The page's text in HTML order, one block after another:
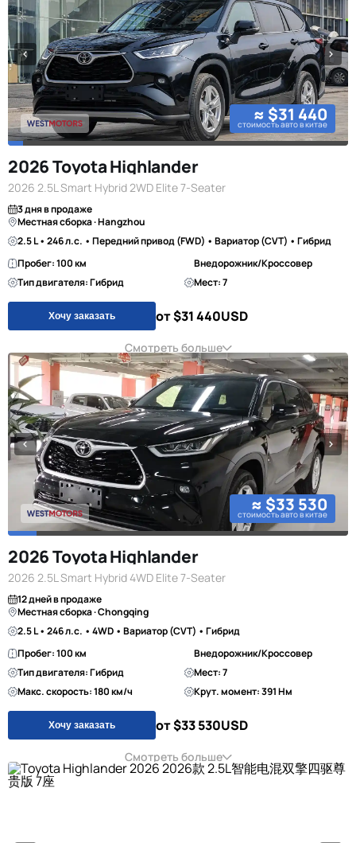
≈ $31 440
стоимость авто в китае
2026 Toyota Highlander
2026 2.5L Smart Hybrid 2WD Elite 7-Seater
3 дня в продаже
Местная сборка · Hangzhou
2.5 L • 246 л.с. • Передний привод (FWD) • Вариатор (CVT) • Гибрид
Пробег: 100 км
Внедорожник/Кроссовер
Тип двигателя: Гибрид
Мест: 7
Хочу заказать от $31 440USD
Смотреть больше
≈ $33 530
стоимость авто в китае
2026 Toyota Highlander
2026 2.5L Smart Hybrid 4WD Elite 7-Seater
12 дней в продаже
Местная сборка · Chongqing
2.5 L • 246 л.с. • 4WD • Вариатор (CVT) • Гибрид
Пробег: 100 км
Внедорожник/Кроссовер
Тип двигателя: Гибрид
Мест: 7
Макс. скорость: 180 км/ч
Крут. момент: 391 Нм
Хочу заказать от $33 530USD
Смотреть больше